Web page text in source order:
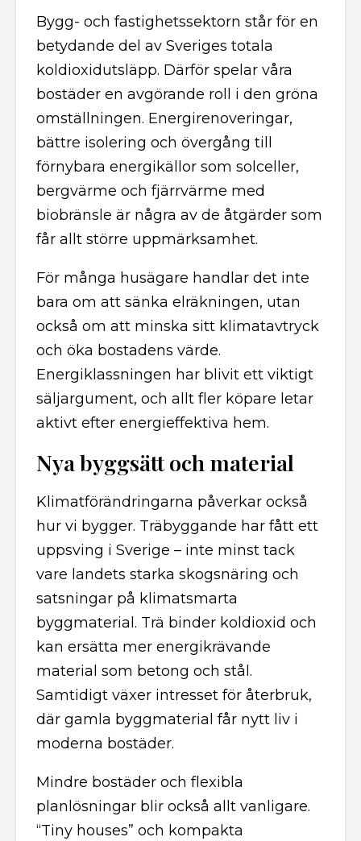
Bygg- och fastighetssektorn står för en
betydande del av Sveriges totala
koldioxidutsläpp. Därför spelar våra
bostäder en avgörande roll i den gröna
omställningen. Energirenoveringar,
bättre isolering och övergång till
förnybara energikällor som solceller,
bergvärme och fjärrvärme med
biobränsle är några av de åtgärder som
får allt större uppmärksamhet.
För många husägare handlar det inte
bara om att sänka elräkningen, utan
också om att minska sitt klimatavtryck
och öka bostadens värde.
Energiklassningen har blivit ett viktigt
säljargument, och allt fler köpare letar
aktivt efter energieffektiva hem.
Nya byggsätt och material
Klimatförändringarna påverkar också
hur vi bygger. Träbyggande har fått ett
uppsving i Sverige – inte minst tack
vare landets starka skogsnäring och
satsningar på klimatsmarta
byggmaterial. Trä binder koldioxid och
kan ersätta mer energikrävande
material som betong och stål.
Samtidigt växer intresset för återbruk,
där gamla byggmaterial får nytt liv i
moderna bostäder.
Mindre bostäder och flexibla
planlösningar blir också allt vanligare.
“Tiny houses” och kompakta